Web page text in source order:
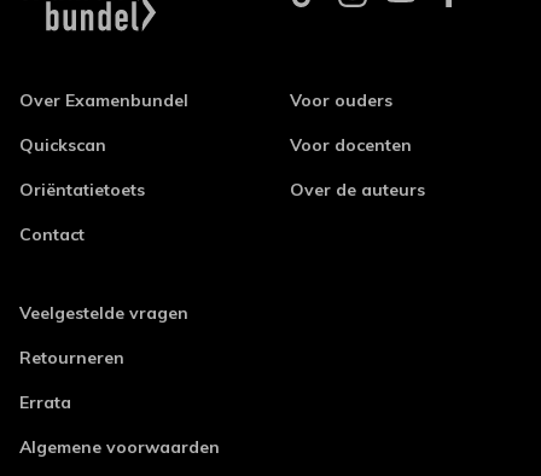
Over Examenbundel
Quickscan
Oriëntatietoets
Contact
Voor ouders
Voor docenten
Over de auteurs
Veelgestelde vragen
Retourneren
Errata
Algemene voorwaarden